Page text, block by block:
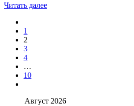
Читать далее
1
2
3
4
…
10
Август 2026